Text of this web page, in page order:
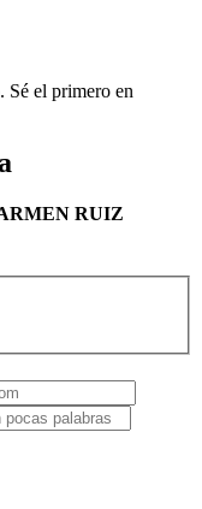
Sé el primero en
RUIZ